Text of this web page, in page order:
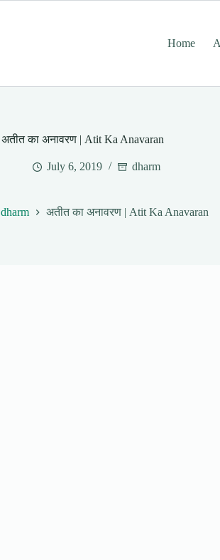
Home
अतीत का अनावरण | Atit Ka Anavaran
July 6, 2019 dharm
dharm अतीत का अनावरण | Atit Ka Anavaran